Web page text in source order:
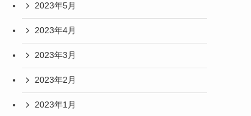
2023年5月
2023年4月
2023年3月
2023年2月
2023年1月